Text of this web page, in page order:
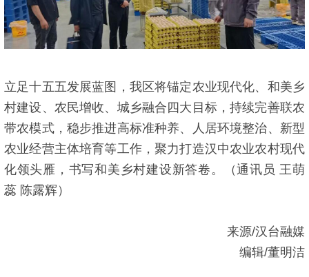
立足十五五发展蓝图，我区将锚定农业现代化、和美乡
村建设、农民增收、城乡融合四大目标，持续完善联农
带农模式，稳步推进高标准种养、人居环境整治、新型
农业经营主体培育等工作，聚力打造汉中农业农村现代
化领头雁，书写和美乡村建设新答卷。（通讯员 王萌
蕊 陈露辉）
来源/汉台融媒
编辑/董明洁